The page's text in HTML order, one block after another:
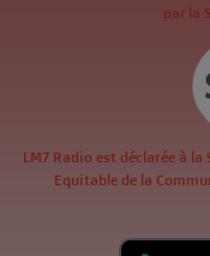
par la
LM7 Radio est déclarée à
Equitable de la